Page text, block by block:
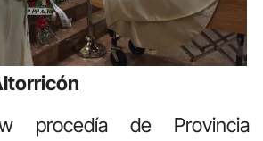
procedía de Provincia